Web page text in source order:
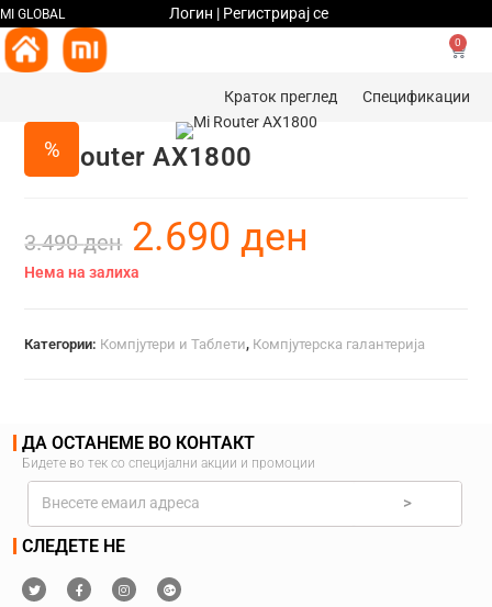
MI GLOBAL Логин | Регистрирај се
0
Краток преглед Спецификации
%
Mi Router AX1800
3.490ден 2.690ден
Нема на залиха
Категории: Компјутери и Таблети, Компјутерска галантерија
ДА ОСТАНЕМЕ ВО КОНТАКТ
Бидете во тек со специјални акции и промоции
>
СЛЕДЕТЕ НЕ